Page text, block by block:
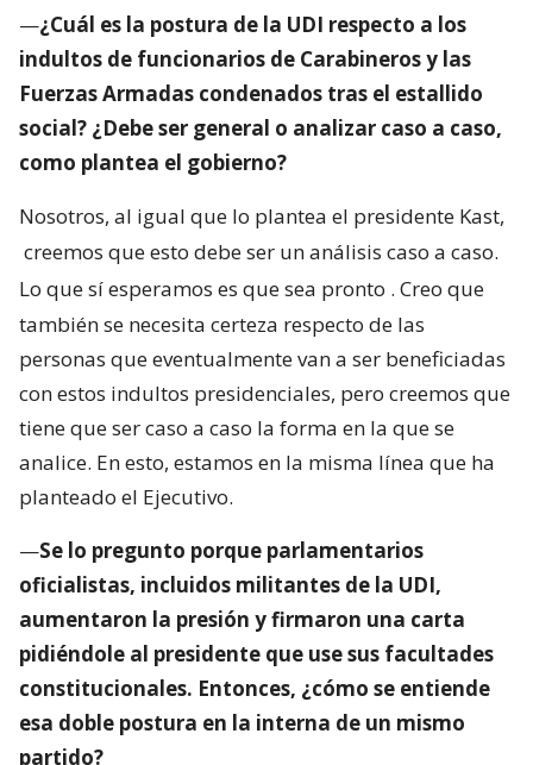
—¿Cuál es la postura de la UDI respecto a los
indultos de funcionarios de Carabineros y las
Fuerzas Armadas condenados tras el estallido
social? ¿Debe ser general o analizar caso a caso,
como plantea el gobierno?
Nosotros, al igual que lo plantea el presidente Kast,
creemos que esto debe ser un análisis caso a caso.
Lo que sí esperamos es que sea pronto . Creo que
también se necesita certeza respecto de las
personas que eventualmente van a ser beneficiadas
con estos indultos presidenciales, pero creemos que
tiene que ser caso a caso la forma en la que se
analice. En esto, estamos en la misma línea que ha
planteado el Ejecutivo.
—Se lo pregunto porque parlamentarios
oficialistas, incluidos militantes de la UDI,
aumentaron la presión y firmaron una carta
pidiéndole al presidente que use sus facultades
constitucionales. Entonces, ¿cómo se entiende
esa doble postura en la interna de un mismo
partido?